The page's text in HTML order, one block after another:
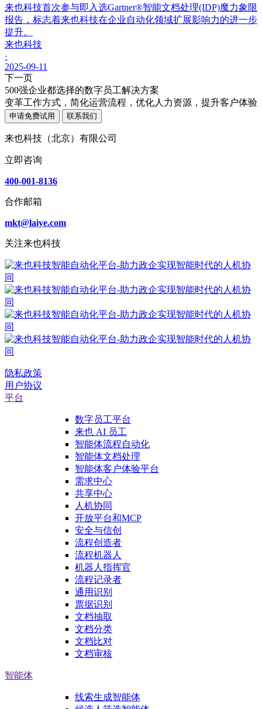
来也科技首次参与即入选Gartner®智能文档处理(IDP)魔力象限
报告，标志着来也科技在企业自动化领域扩展影响力的进一步
提升。
来也科技
·
2025-09-11
下一页
500强企业都选择的数字员工解决方案
变革工作方式，简化运营流程，优化人力资源，提升客户体验
申请免费试用 联系我们
来也科技（北京）有限公司
立即咨询
400-001-8136
合作邮箱
mkt@laiye.com
关注来也科技
隐私政策
用户协议
平台
数字员工平台
来也 AI 员工
智能体流程自动化
智能体文档处理
智能体客户体验平台
需求中心
共享中心
人机协同
开放平台和MCP
安全与信创
流程创造者
流程机器人
机器人指挥官
流程记录者
通用识别
票据识别
文档抽取
文档分类
文档比对
文档审核
智能体
线索生成智能体